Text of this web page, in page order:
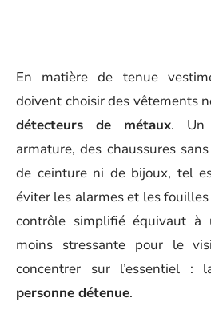
En matière de tenue
doivent choisir des vêtements
détecteurs de métaux. Un
armature, des chaussures
de ceinture ni de bijoux, tel
éviter les alarmes et les
contrôle simplifié équivaut
moins stressante pour le
concentrer sur l’essentiel :
personne détenue.